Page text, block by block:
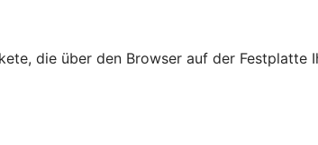
die über den Browser auf der Festplatte